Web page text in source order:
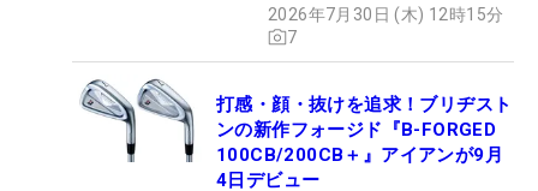
2026年7月30日 (木) 12時15分
7
打感・顔・抜けを追求！ブリヂスト
ンの新作フォージド『B-FORGED
100CB/200CB＋』アイアンが9月
4日デビュー